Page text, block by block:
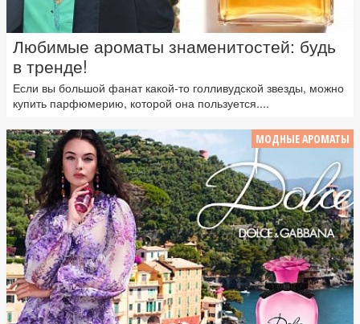
Любимые ароматы знаменитостей: будь
в тренде!
Если вы большой фанат какой-то голливудской звезды, можно
купить парфюмерию, которой она пользуется....
МОДНЫЕ АРОМАТЫ